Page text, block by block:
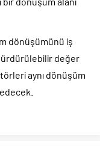
dönüşümünü iş
değer
aynı dönüşüm